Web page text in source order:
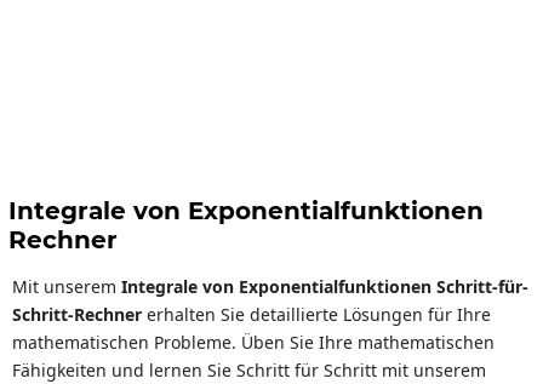
Integrale von Exponentialfunktionen
Rechner
Mit unserem Integrale von Exponentialfunktionen Schritt-für-
Schritt-Rechner erhalten Sie detaillierte Lösungen für Ihre
mathematischen Probleme. Üben Sie Ihre mathematischen
Fähigkeiten und lernen Sie Schritt für Schritt mit unserem